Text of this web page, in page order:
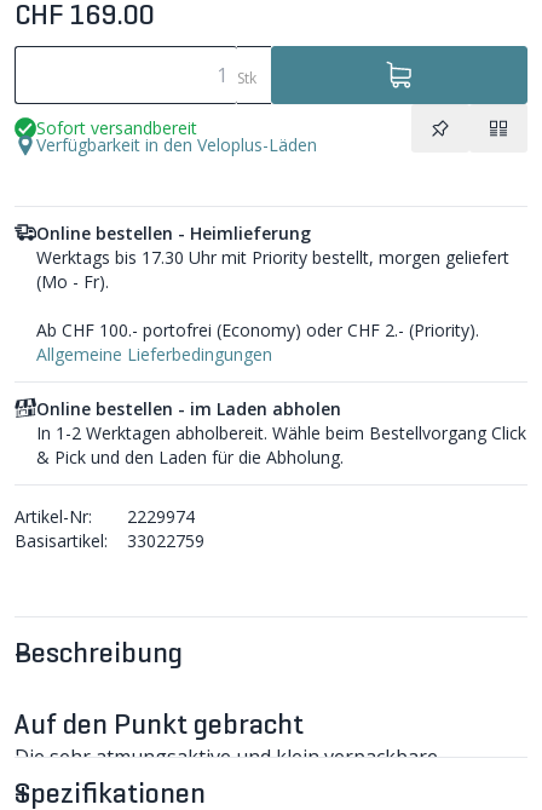
Beschreibung
Auf den Punkt gebracht
Die sehr atmungsaktive und klein verpackbare
Regenshorts LUPRA GTX von GORE WEAR schützt
Oberschenkel und Gesäss vor Regen und Wind und
Spezifikationen
CHF 169.00
Stk
Sofort versandbereit
Verfügbarkeit in den Veloplus-Läden
Online bestellen - Heimlieferung
Werktags bis 17.30 Uhr mit Priority bestellt, morgen geliefert
(Mo - Fr).
Ab CHF 100.- portofrei (Economy) oder CHF 2.- (Priority).
Allgemeine Lieferbedingungen
Online bestellen - im Laden abholen
In 1-2 Werktagen abholbereit. Wähle beim Bestellvorgang Click
& Pick und den Laden für die Abholung.
Artikel-Nr:
2229974
Basisartikel:
33022759